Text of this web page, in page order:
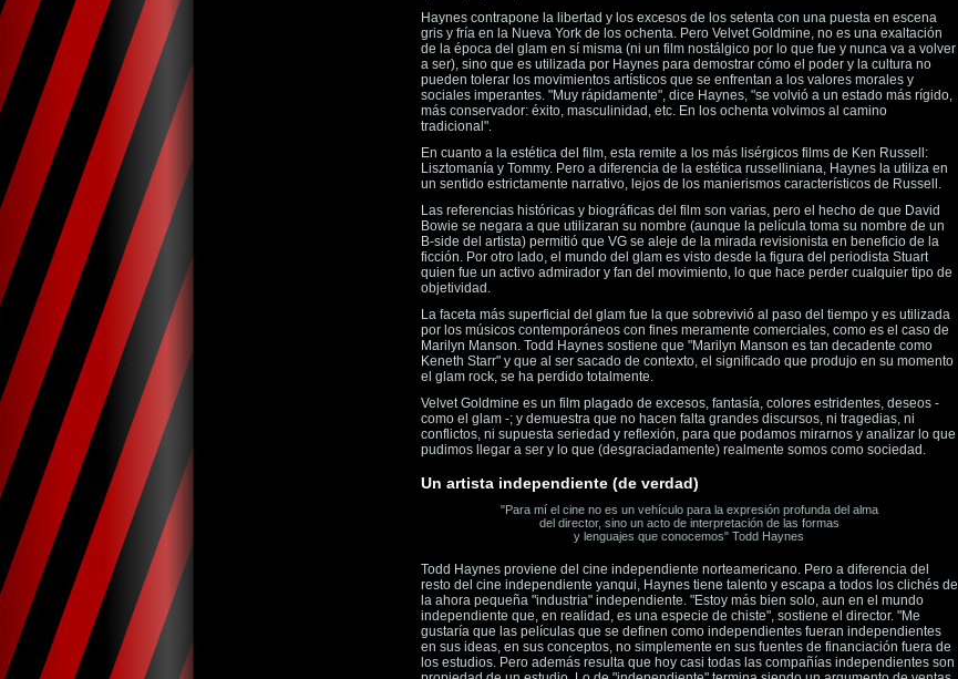
Haynes contrapone la libertad y los excesos de los setenta con una puesta en escena
gris y fría en la Nueva York de los ochenta. Pero Velvet Goldmine, no es una exaltación
de la época del glam en sí misma (ni un film nostálgico por lo que fue y nunca va a volver
a ser), sino que es utilizada por Haynes para demostrar cómo el poder y la cultura no
pueden tolerar los movimientos artísticos que se enfrentan a los valores morales y
sociales imperantes. "Muy rápidamente", dice Haynes, "se volvió a un estado más rígido,
más conservador: éxito, masculinidad, etc. En los ochenta volvimos al camino
tradicional".
En cuanto a la estética del film, esta remite a los más lisérgicos films de Ken Russell:
Lisztomanía y Tommy. Pero a diferencia de la estética russelliniana, Haynes la utiliza en
un sentido estrictamente narrativo, lejos de los manierismos característicos de Russell.
Las referencias históricas y biográficas del film son varias, pero el hecho de que David
Bowie se negara a que utilizaran su nombre (aunque la película toma su nombre de un
B-side del artista) permitió que VG se aleje de la mirada revisionista en beneficio de la
ficción. Por otro lado, el mundo del glam es visto desde la figura del periodista Stuart
quien fue un activo admirador y fan del movimiento, lo que hace perder cualquier tipo de
objetividad.
La faceta más superficial del glam fue la que sobrevivió al paso del tiempo y es utilizada
por los músicos contemporáneos con fines meramente comerciales, como es el caso de
Marilyn Manson. Todd Haynes sostiene que "Marilyn Manson es tan decadente como
Keneth Starr" y que al ser sacado de contexto, el significado que produjo en su momento
el glam rock, se ha perdido totalmente.
Velvet Goldmine es un film plagado de excesos, fantasía, colores estridentes, deseos -
como el glam -; y demuestra que no hacen falta grandes discursos, ni tragedias, ni
conflictos, ni supuesta seriedad y reflexión, para que podamos mirarnos y analizar lo que
pudimos llegar a ser y lo que (desgraciadamente) realmente somos como sociedad.
Un artista independiente (de verdad)
"Para mí el cine no es un vehículo para la expresión profunda del alma
del director, sino un acto de interpretación de las formas
y lenguajes que conocemos" Todd Haynes
Todd Haynes proviene del cine independiente norteamericano. Pero a diferencia del
resto del cine independiente yanqui, Haynes tiene talento y escapa a todos los clichés de
la ahora pequeña "industria" independiente. "Estoy más bien solo, aun en el mundo
independiente que, en realidad, es una especie de chiste", sostiene el director. "Me
gustaría que las películas que se definen como independientes fueran independientes
en sus ideas, en sus conceptos, no simplemente en sus fuentes de financiación fuera de
los estudios. Pero además resulta que hoy casi todas las compañías independientes son